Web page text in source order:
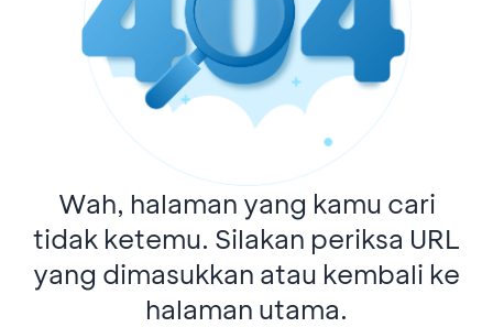
Wah, halaman yang kamu cari
tidak ketemu. Silakan periksa URL
yang dimasukkan atau kembali ke
halaman utama.